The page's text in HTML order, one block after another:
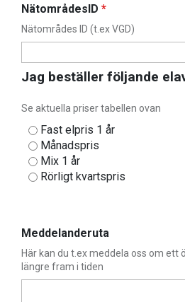
NätområdesID *
Nätområdes ID (t.ex VGD)
Jag beställer följande
Se aktuella priser tabellen ovan
Fast elpris 1 år
Månadspris
Mix 1 år
Rörligt kvartspris
Meddelanderuta
Här kan du t.ex meddela oss om ett önskat startdatum
längre fram i tiden